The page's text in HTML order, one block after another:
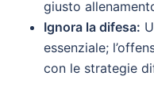
giusto
Ignora la difesa:
essenziale;
con le strategie